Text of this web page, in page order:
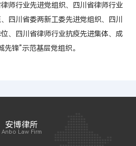
师行业先进党组织、四川省律师行业
四川省委两新工委先进党组织、四川
、四川省律师行业抗疫先进集体、成
锋”示范基层党组织。
安博律所
Anbo Law Firm